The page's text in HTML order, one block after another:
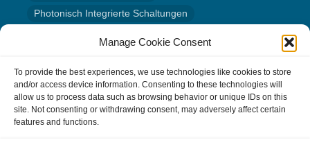
Manage Cookie Consent
To provide the best experiences, we use technologies like cookies to store
and/or access device information. Consenting to these technologies will
allow us to process data such as browsing behavior or unique IDs on this
site. Not consenting or withdrawing consent, may adversely affect certain
features and functions.
Photonisch Integrierte Schaltungen
Wissenschaftskommunikation
Zirkuläres Design
Zuverlässigkeit
Öko-Design elektronischer Produkte